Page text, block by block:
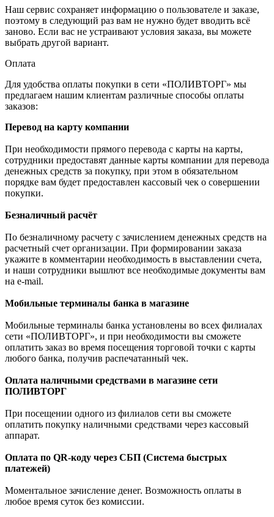
Наш сервис сохраняет информацию о пользователе и заказе,
поэтому в следующий раз вам не нужно будет вводить всё
заново. Если вас не устраивают условия заказа, вы можете
выбрать другой вариант.
Оплата
Для удобства оплаты покупки в сети «ПОЛИВТОРГ» мы
предлагаем нашим клиентам различные способы оплаты
заказов:
Перевод на карту компании
При необходимости прямого перевода с карты на карты,
сотрудники предоставят данные карты компании для перевода
денежных средств за покупку, при этом в обязательном
порядке вам будет предоставлен кассовый чек о совершении
покупки.
Безналичный расчёт
По безналичному расчету с зачислением денежных средств на
расчетный счет организации. При формировании заказа
укажите в комментарии необходимость в выставлении счета,
и наши сотрудники вышлют все необходимые документы вам
на e-mail.
Мобильные терминалы банка в магазине
Мобильные терминалы банка установлены во всех филиалах
сети «ПОЛИВТОРГ», и при необходимости вы сможете
оплатить заказ во время посещения торговой точки с карты
любого банка, получив распечатанный чек.
Оплата наличными средствами в магазине сети
ПОЛИВТОРГ
При посещении одного из филиалов сети вы сможете
оплатить покупку наличными средствами через кассовый
аппарат.
Оплата по QR-коду через СБП (Система быстрых
платежей)
Моментальное зачисление денег. Возможность оплаты в
любое время суток без комиссии.